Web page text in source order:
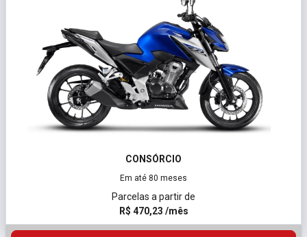
CONSÓRCIO
Em até 80 meses
Parcelas a partir de
R$ 470,23 /mês